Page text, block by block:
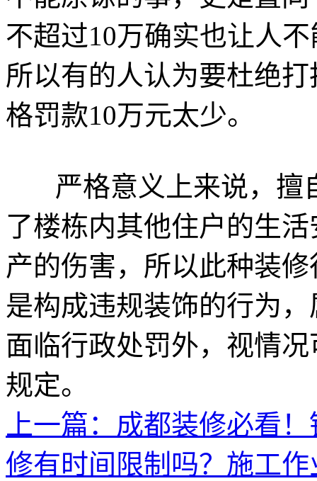
不超过10万确实也让人
所以有的人认为要杜绝
格罚款10万元太少。
严格意义上来说，擅
了楼栋内其他住户的生
产的伤害，所以此种装
是构成违规装饰的行为
面临行政处罚外，视情
规定。
上一篇：成都装修必看
修有时间限制吗？施工